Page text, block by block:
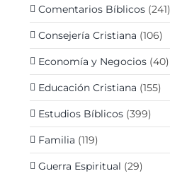
Comentarios Bíblicos (241)
Consejería Cristiana (106)
Economía y Negocios (40)
Educación Cristiana (155)
Estudios Bíblicos (399)
Familia (119)
Guerra Espiritual (29)